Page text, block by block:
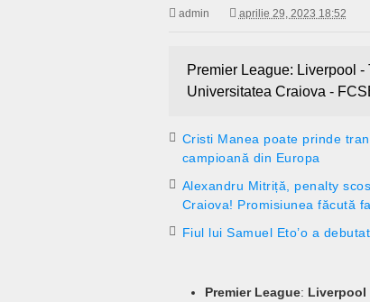
admin aprilie 29, 2023 18:52
Premier League: Liverpool
Universitatea Craiova -
Cristi Manea poate prinde
campioană din Europa
Alexandru Mitriță, penalty
Craiova! Promisiunea făcută
Fiul lui Samuel Eto’o a
Premier League: Liverpool